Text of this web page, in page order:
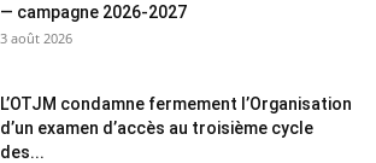
— campagne 2026-2027
3 août 2026
L’OTJM condamne fermement l’Organisation
d’un examen d’accès au troisième cycle
des...